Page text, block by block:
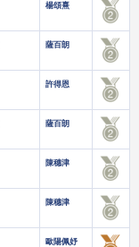
楊頌熹
薩百朗
許得恩
薩百朗
陳穗津
陳穗津
歐陽佩妤